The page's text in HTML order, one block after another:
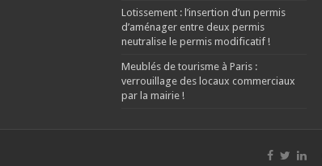
Lotissement : l’insertion d’un permis
d’aménager entre deux permis
neutralise le permis modificatif !
Meublés de tourisme à Paris :
verrouillage des locaux commerciaux
par la mairie !